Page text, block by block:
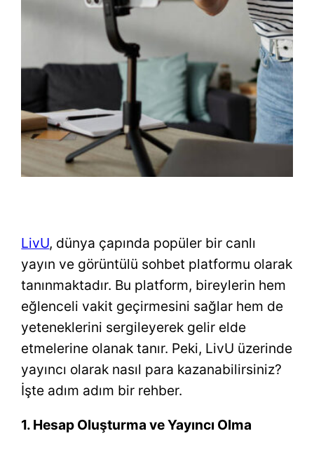
LivU, dünya çapında popüler bir canlı
yayın ve görüntülü sohbet platformu olarak
tanınmaktadır. Bu platform, bireylerin hem
eğlenceli vakit geçirmesini sağlar hem de
yeteneklerini sergileyerek gelir elde
etmelerine olanak tanır. Peki, LivU üzerinde
yayıncı olarak nasıl para kazanabilirsiniz?
İşte adım adım bir rehber.
1. Hesap Oluşturma ve Yayıncı Olma